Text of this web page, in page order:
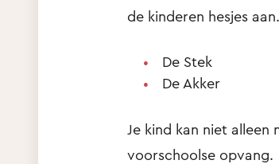
de kinderen hesjes
De Stek
De Akker
Je kind kan niet
voorschoolse opvang.